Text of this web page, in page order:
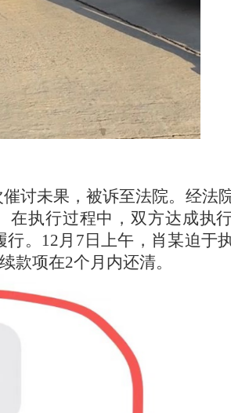
讨未果，被诉至法院。经法
在执行过程中，双方达成执
。12月7日上午，肖某迫于
款项在2个月内还清。